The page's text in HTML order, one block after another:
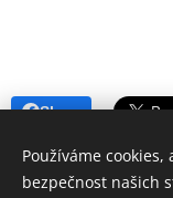
Share
Používáme
bezpečnost našich